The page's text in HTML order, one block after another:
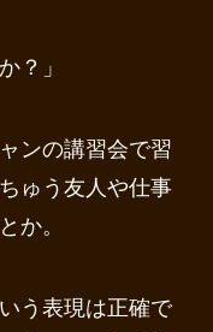
？」
ンの講習会で習
ゅう友人や仕事
か。
う表現は正確で